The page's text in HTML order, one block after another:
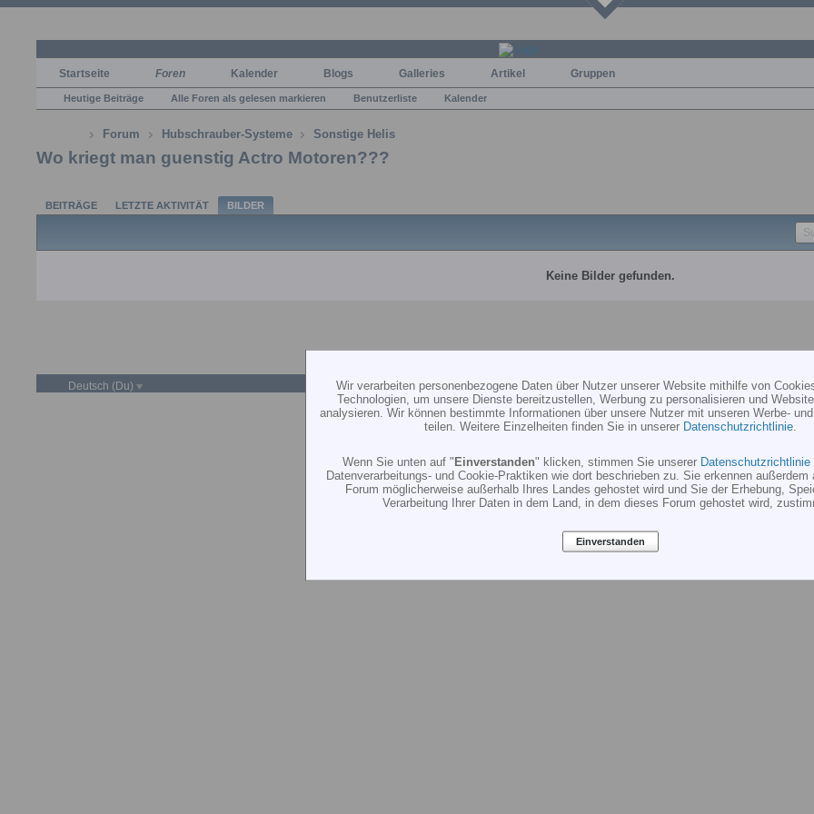
Startseite Foren Kalender Blogs Galleries Artikel Gruppen
Heutige Beiträge Alle Foren als gelesen markieren Benutzerliste Kalender
Forum Hubschrauber-Systeme Sonstige Helis
Wo kriegt man guenstig Actro Motoren???
BEITRÄGE LETZTE AKTIVITÄT BILDER
Keine Bilder gefunden.
Deutsch (Du) HILFE KONTAKT
Wir verarbeiten personenbezogene Daten über Nutzer unserer Website mithilfe von
Technologien, um unsere Dienste bereitzustellen, Werbung zu personalisieren und
analysieren. Wir können bestimmte Informationen über unsere Nutzer mit unseren Werbe-
teilen. Weitere Einzelheiten finden Sie in unserer Datenschutzrichtlinie
Wenn Sie unten auf "Einverstanden" klicken, stimmen Sie unserer Datenschutzrichtlinie
Datenverarbeitungs- und Cookie-Praktiken wie dort beschrieben zu. Sie erkennen außerdem
Forum möglicherweise außerhalb Ihres Landes gehostet wird und Sie der Erhebung,
Verarbeitung Ihrer Daten in dem Land, in dem dieses Forum gehostet wird,
Einverstanden